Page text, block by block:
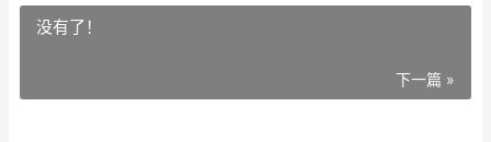
没有了！
下一篇 »